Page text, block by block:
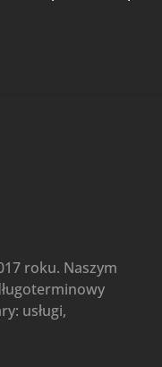
roku. Naszym
usługi,